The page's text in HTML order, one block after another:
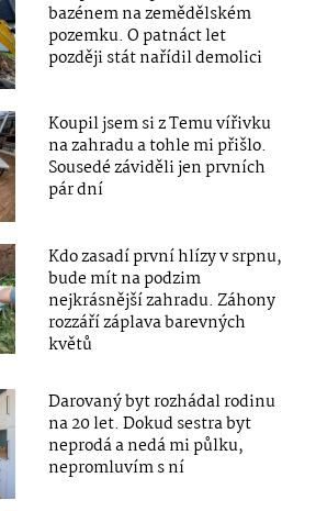
bazénem na zemědělském
pozemku. O patnáct let
později stát nařídil demolici
Koupil jsem si z Temu vířivku
na zahradu a tohle mi přišlo.
Sousedé záviděli jen prvních
pár dní
Kdo zasadí první hlízy v srpnu,
bude mít na podzim
nejkrásnější zahradu. Záhony
rozzáří záplava barevných
květů
Darovaný byt rozhádal rodinu
na 20 let. Dokud sestra byt
neprodá a nedá mi půlku,
nepromluvím s ní